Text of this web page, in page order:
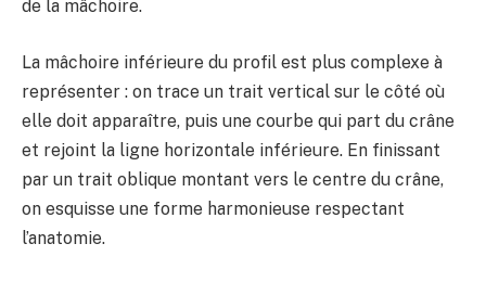
de la mâchoire.
La mâchoire inférieure du profil est plus complexe à
représenter : on trace un trait vertical sur le côté où
elle doit apparaître, puis une courbe qui part du crâne
et rejoint la ligne horizontale inférieure. En finissant
par un trait oblique montant vers le centre du crâne,
on esquisse une forme harmonieuse respectant
l’anatomie.